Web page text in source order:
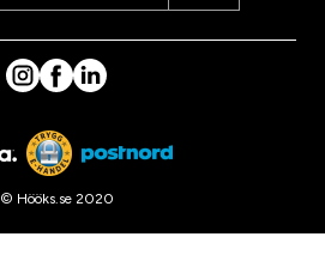
© Hööks.se 2020